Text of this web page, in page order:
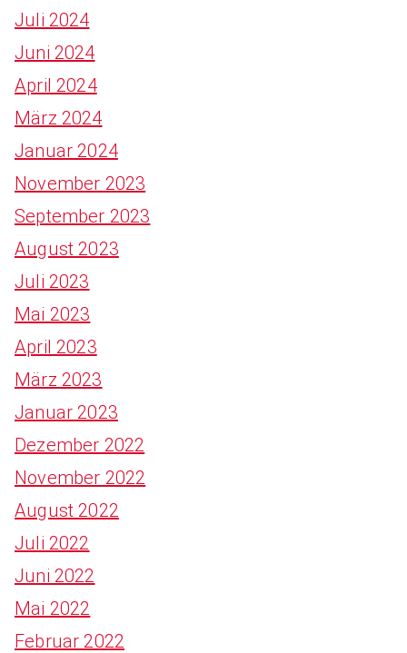
Juli 2024
Juni 2024
April 2024
März 2024
Januar 2024
November 2023
September 2023
August 2023
Juli 2023
Mai 2023
April 2023
März 2023
Januar 2023
Dezember 2022
November 2022
August 2022
Juli 2022
Juni 2022
Mai 2022
Februar 2022